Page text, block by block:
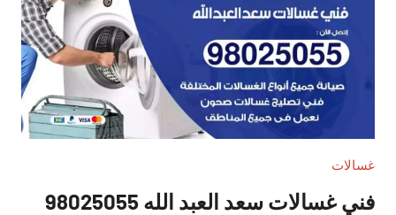
غسالات
فني غسالات سعد العبد الله 98025055